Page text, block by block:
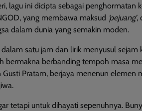
lagu ini dicipta sebagai penghormatan
yang membawa maksud ‘pejuang’,
dalam dunia yang semakin moden.
satu jam dan lirik menyusul sejam
bermakna berbanding tempoh masa
Pratam, berjaya menenun elemen
tetapi untuk dihayati sepenuhnya.